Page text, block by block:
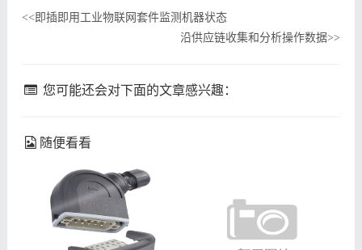
<<即插即用工业物联网套件监测机器状态
沿供应链收集和分析操作数据>>
您可能还会对下面的文章感兴趣：
随便看看